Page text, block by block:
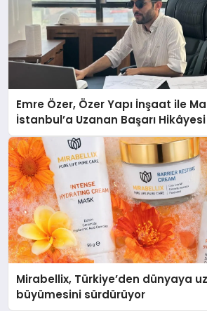
Emre Özer, Özer Yapı İnşaat ile
İstanbul’a Uzanan Başarı Hikâyesi
Mirabellix, Türkiye’den dünyaya
büyümesini sürdürüyor